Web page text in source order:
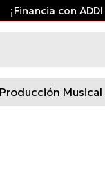
¡Financia con ADDI
Producción Musical